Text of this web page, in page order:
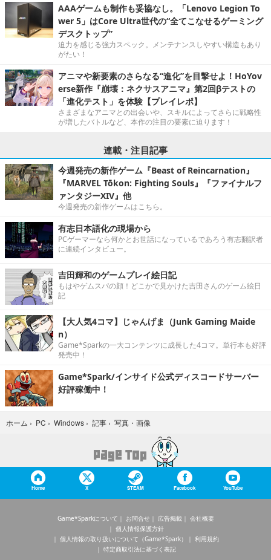
AAAゲームも制作も妥協なし。「Lenovo Legion To
wer 5」はCore Ultra世代の“全てこなせるゲーミング
デスクトップ”
迫力を感じる強力スペック。メンテナンスしやすい構造もあり
がたい！
アニマや新要素のさらなる“進化”を目撃せよ！HoYov
erse新作『崩壊：ネクサスアニマ』第2回βテストの
「進化テスト」を体験【プレイレポ】
さまざまなアニマとの出会いや、スキルによってさらに戦略性
が増したバトルなど、本作の注目の要素に迫ります！
連載・注目記事
今週発売の新作ゲーム『Beast of Reincarnation』
『MARVEL Tōkon: Fighting Souls』『ファイナルフ
ァンタジーXIV』他
今週発売の新作ゲームはこちら。
有志日本語化の現場から
PCゲーマーなら何かとお世話になっているであろう有志翻訳者
に連続インタビュー。
吉田輝和のゲームプレイ絵日記
もはやゲムスパの顔！どこかで見かけた吉田さんのゲーム絵日
記
【大人気4コマ】じゃんげま（Junk Gaming Maide
n）
Game*Sparkの一大コンテンツに成長した4コマ。単行本も好評
発売中！
Game*Spark/インサイド公式ディスコードサーバー
好評稼働中！
ホーム › PC › Windows › 記事 › 写真・画像
Home X STEAM Facebook YouTube
Game*Sparkについて お問合せ 広告掲載
会社概要
個人情報保護方針
個人情報の取り扱いについて（Game*Spark）
利用規約
特定商取引法に基づく表記